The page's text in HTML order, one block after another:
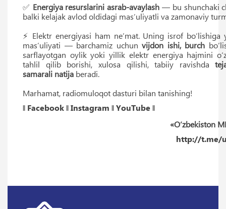
✅ Energiya resurslarini asrab-avaylash — bu shunchaki
balki kelajak avlod oldidagi masʼuliyatli va zamonaviy
⚡️ Elektr energiyasi ham neʼmat. Uning isrof bo‘lishiga
masʼuliyati — barchamiz uchun vijdon ishi, burch
sarflayotgan oylik yoki yillik elektr energiya hajmini
tahlil qilib borishi, xulosa qilishi, tabiiy ravishda
samarali natija beradi.
Marhamat, radiomuloqot dasturi bilan tanishing!
‖ Facebook‖Instagram ‖YouTube‖
«O‘zbekiston
http://t.me/